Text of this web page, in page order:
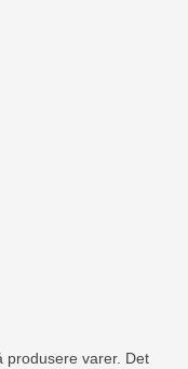
produsere varer. Det